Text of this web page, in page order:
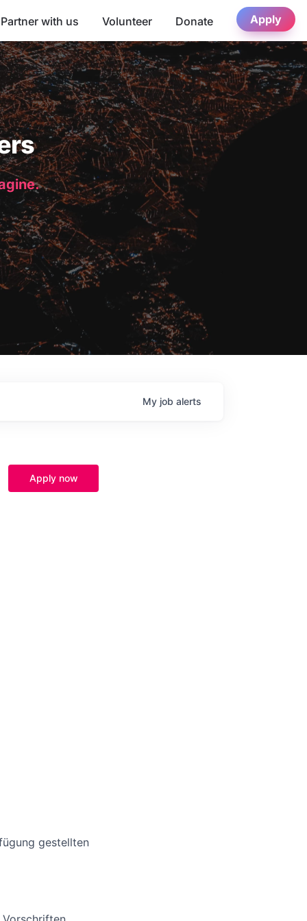
Partner with us Volunteer Donate Apply
My job alerts
Apply now
gestellten